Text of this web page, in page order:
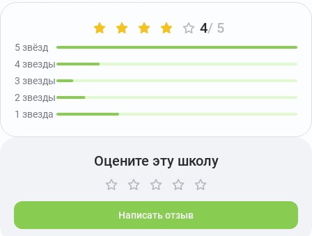
4/ 5
5 звёзд
4 звезды
3 звезды
2 звезды
1 звезда
Оцените эту школу
Написать отзыв